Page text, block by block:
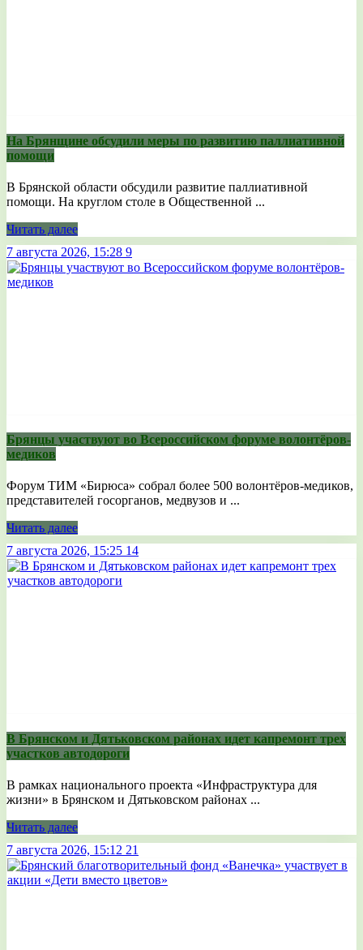
На Брянщине обсудили меры по развитию паллиативной
помощи
В Брянской области обсудили развитие паллиативной
помощи. На круглом столе в Общественной ...
Читать далее
7 августа 2026, 15:28 9
Брянцы участвуют во Всероссийском форуме волонтёров-
медиков
Форум ТИМ «Бирюса» собрал более 500 волонтёров-медиков,
представителей госорганов, медвузов и ...
Читать далее
7 августа 2026, 15:25 14
В Брянском и Дятьковском районах идет капремонт трех
участков автодороги
В рамках национального проекта «Инфраструктура для
жизни» в Брянском и Дятьковском районах ...
Читать далее
7 августа 2026, 15:12 21